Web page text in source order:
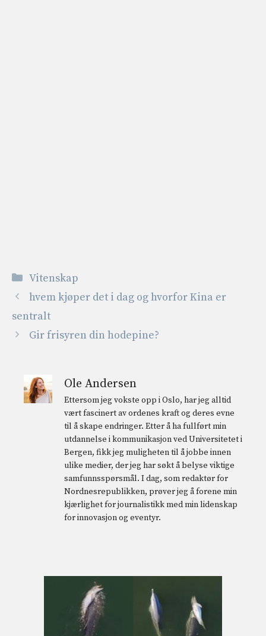
Kategorier
Vitenskap
hvem kjøper det i dag og hvorfor Kina er
sentralt
Gir frisyren din hodepine?
Ole Andersen
Ettersom jeg vokste opp i Oslo, har jeg alltid
vært fascinert av ordenes kraft og deres evne
til å skape endringer. Etter å ha fullført min
utdannelse i kommunikasjon ved Universitetet i
Bergen, fikk jeg muligheten til å jobbe innen
ulike medier, der jeg har søkt å belyse viktige
samfunnsspørsmål. I dag, som redaktør for
Nordnesrepublikken, prøver jeg å forene min
kjærlighet for journalistikk med min lidenskap
for innovasjon og eventyr.